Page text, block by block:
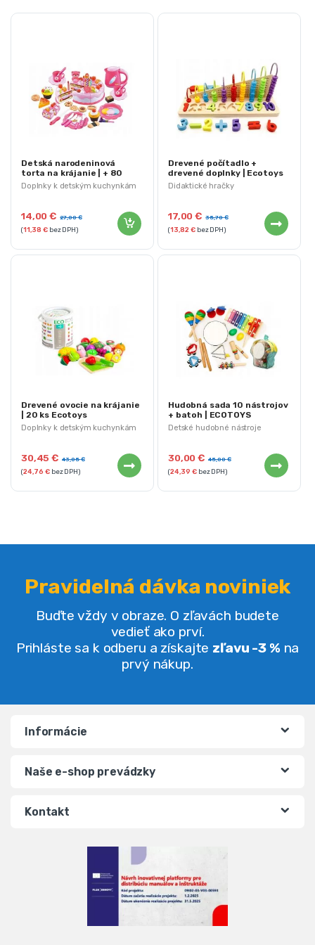
Doplnky k detským kuchynkám
Detská narodeninová
torta na krájanie | + 80
doplnkov
14,00€ 27,00€
(11,38€bez DPH)
Didaktické hračky
Drevené počítadlo +
drevené doplnky | Ecotoys
17,00€ 35,70€
(13,82€bez DPH)
Doplnky k detským kuchynkám
Drevené ovocie na krájanie
| 20 ks Ecotoys
30,45€ 43,05€
(24,76€bez DPH)
Detské hudobné nástroje
Hudobná sada 10 nástrojov
+ batoh | ECOTOYS
30,00€ 45,00€
(24,39€bez DPH)
Pravidelná dávka noviniek
Buďte vždy v obraze. O zľavách budete
vedieť ako prví.
Prihláste sa k odberu a získajte zľavu -3 % na
prvý nákup.
Informácie
Naše e-shop prevádzky
Kontakt